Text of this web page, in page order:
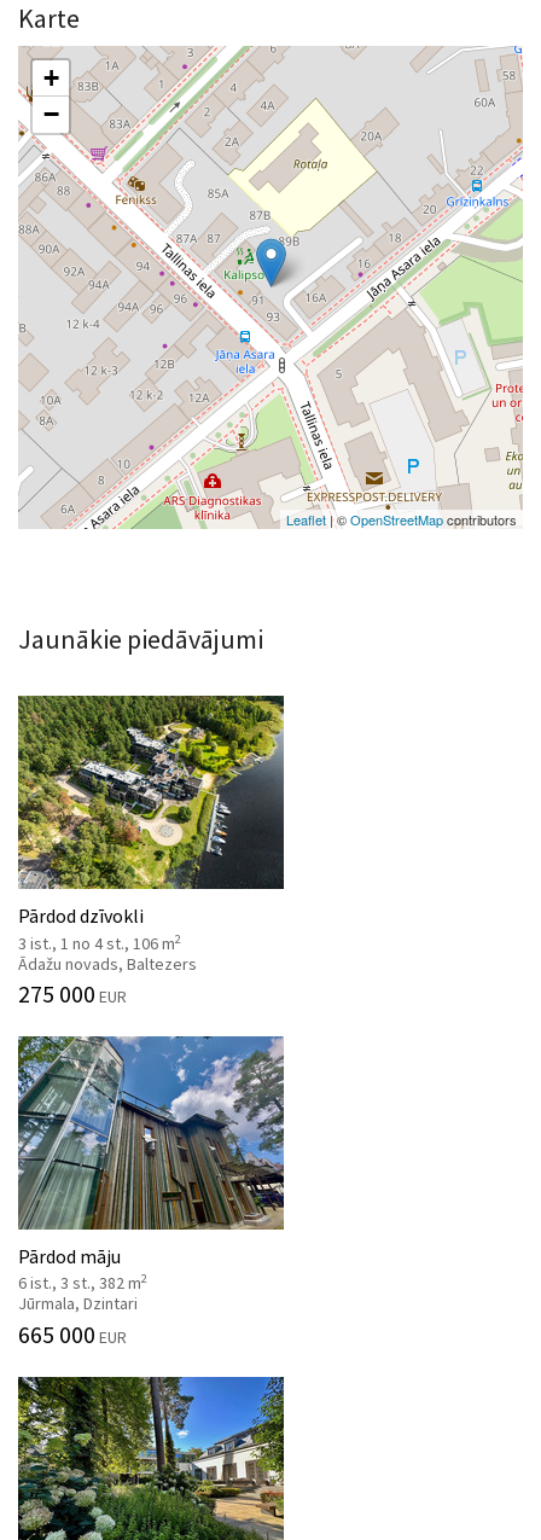
Karte
+
−
Leaflet| ©OpenStreetMapcontributors
Jaunākie piedāvājumi
Pārdod dzīvokli
3 ist., 1 no 4 st., 106 m2
Ādažu novads, Baltezers
275 000 EUR
Pārdod māju
6 ist., 3 st., 382 m2
Jūrmala, Dzintari
665 000 EUR